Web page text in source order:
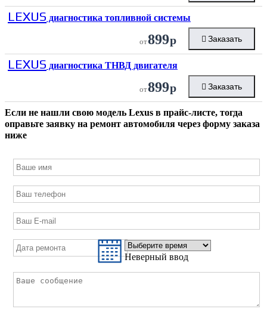
LEXUS диагностика топливной системы
от899р Заказать
LEXUS диагностика ТНВД двигателя
от899р Заказать
Если не нашли свою модель Lexus в прайс-листе, тогда
оправьте заявку на ремонт автомобиля через форму заказа
ниже
Неверный ввод